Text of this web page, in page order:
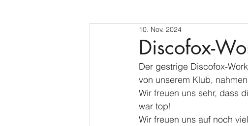
Discofox-
10. Nov. 2024
Der gestrige Discofox-
von unserem Klub,
Wir freuen uns sehr, dass
war top!
Wir freuen uns auf noch